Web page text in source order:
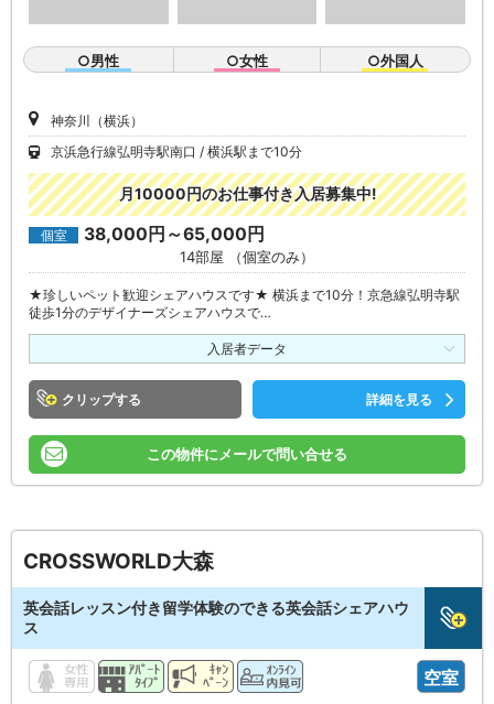
○男性 ○女性 ○外国人
神奈川（横浜）
京浜急行線弘明寺駅南口
横浜駅まで10分
月10000円のお仕事付き入居募集中!
個室 38,000円～65,000円
14部屋 （個室のみ）
★珍しいペット歓迎シェアハウスです★ 横浜まで10分！京急線弘明寺駅
徒歩1分のデザイナーズシェアハウスで…
入居者データ
クリップ 詳細を見る
この物件にメールで問い合せる
CROSSWORLD大森
英会話レッスン付き留学体験のできる英会話シェアハウ
ス
空室